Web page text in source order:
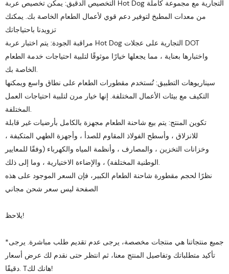
التخصيص الدقيق: يمكن تخصيص عربة Hot Dog التجارية مع مجموعة كاملة
من معدات المطبخ لتوفير دعم قوي لأعمال الطعام الخاصة بك. يمكنك
تزويدنا باحتياجاتك
مراقبة الجودة: يتم اختبار عربة Hot Dog التجارية على عجلات DOT
واختبارها بعناية ، مما يجعلها خيارًا موثوقًا لتلبية احتياجات خدمة الطعام
الخاصة بك.
سيناريوهات التطبيق: تُستخدم مقطورات الطعام على نطاق واسع ويمكنها
التكيف مع بيئات الأعمال المختلفة. إنها خيار مرن لتلبية احتياجات العمل
المختلفة.
تكوين المنتج: يتم بيع شاحنة الطعام مجهزة بالكامل بأرضيات غير قابلة
للانزلاق ، وأسطح الفولاذ المقاوم للصدأ ، وأجهزة الطهي المتكيفة ،
وخزانات التخزين ، والمصارف ، وأنظمة المياه والكهرباء (وفقًا للمعايير
الوطنية المختلفة) ، والإضاءة الاختيارية ، وما إلى ذلك.
نظرًا لحجم مقطورة شاحنة الطعام الكبير، فإن السعر الموجود على هذه
الصفحة ليس سعر شحن مجاني
يلاحظ!
*جميع منتجاتنا هي منتجات مخصصة، يرجى عدم تقديم طلب مباشرة. يرجى
تأكيد متطلباتك وتفاصيل المنتج معنا، ثم انتظر حتى نقدم لك عرض أسعار
دقيقًا. Tهانك لك!